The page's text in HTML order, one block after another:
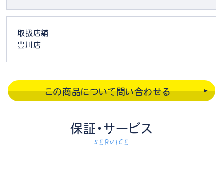
取扱店舗
豊川店
この商品について問い合わせる
保証・サービス
SERVICE